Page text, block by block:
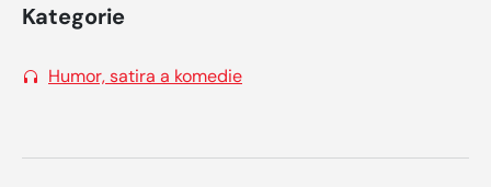
Kategorie
Humor, satira a komedie